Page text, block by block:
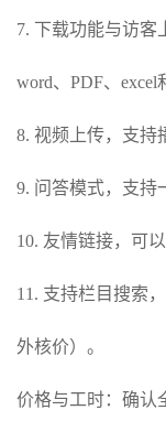
7. 下载功能与访客
word、PDF、excel
8. 视频上传，支持
9. 问答模式，支持
10. 友情链接，可
11. 支持栏目搜索
外核价）。
价格与工时：确认